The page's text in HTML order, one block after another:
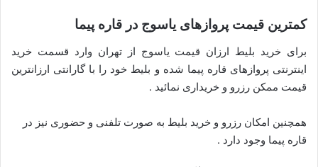
کمترین قیمت پروازهای یاسوج در قاره پیما
برای خرید بلیط ارزان قیمت یاسوج از تهران وارد قسمت خرید
اینترنتی پروازهای قاره پیما شده و بلیط خود را با گارانتی ارزانترین
قیمت ممکن رزرو و خریداری نمائید .
همچنین امکان رزرو و خرید بلیط به صورت تلفنی و حضوری نیز در
قاره پیما وجود دارد .